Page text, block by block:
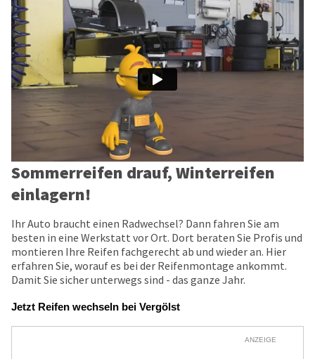
Sommerreifen drauf, Winterreifen
einlagern!
Ihr Auto braucht einen Radwechsel? Dann fahren Sie am
besten in eine Werkstatt vor Ort. Dort beraten Sie Profis und
montieren Ihre Reifen fachgerecht ab und wieder an. Hier
erfahren Sie, worauf es bei der Reifenmontage ankommt.
Damit Sie sicher unterwegs sind - das ganze Jahr.
Jetzt Reifen wechseln bei Vergölst
ANZEIGE